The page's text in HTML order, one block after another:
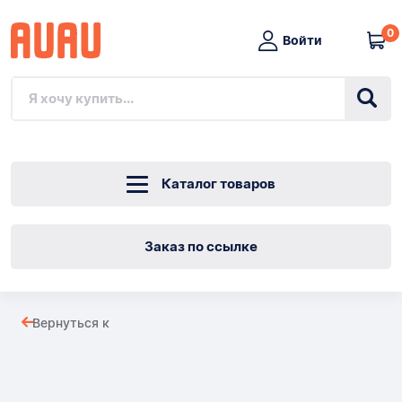
Войти
0
Каталог товаров
Заказ по ссылке
Вернуться к